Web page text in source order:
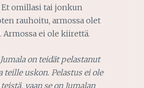
Et omillasi tai jonkun
rauhoitu, armossa olet
Armossa ei ole kiirettä.
on teidät pelastanut
teille uskon. Pelastus ei ole
vaan se on Jumalan